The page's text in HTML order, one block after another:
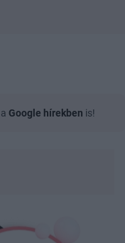
Google hírekben is!